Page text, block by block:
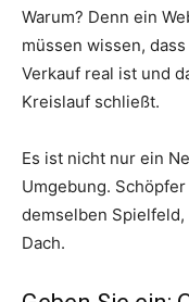
Warum? Denn ein
müssen wissen,
Verkauf real ist und
Kreislauf schließt.
Es ist nicht nur ein
Umgebung.
demselben
Dach.